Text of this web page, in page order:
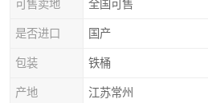
可售卖地 全国可售
是否进口 国产
包装 铁桶
产地 江苏常州